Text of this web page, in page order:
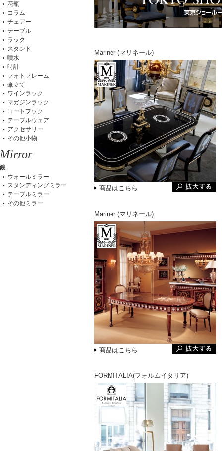
Mariner (マリネール)
商品はこちら
Mariner (マリネール)
商品はこちら
FORMITALIA(フォルムイタリア)
花瓶
コラム
チェアー
テーブル
ラック
スタンド
噴水
時計
フォトフレーム
傘立て
ワインラック
マガジンラック
コートフック
テーブルウェア
アクセサリー
その他小物
Mirror
鏡
ウォールミラー
スタンディングミラー
テーブルミラー
その他ミラー